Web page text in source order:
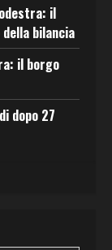
il
bilancia
il borgo
dopo 27